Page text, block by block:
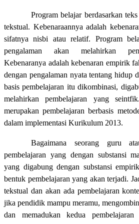
Program belajar berdasarkan
tekstual. Kebenaraannya adalah
sifatnya nisbi atau relatif. Program
pengalaman akan melahirkan
Kebenaranya adalah kebenaran empirik
dengan pengalaman nyata tentang hidup
basis pembelajaran itu dikombinasi,
melahirkan pembelajaran yang
merupakan pembelajaran berbasis
dalam implementasi Kurikulum 2013.
Bagaimana seorang guru
pembelajaran yang dengan substansi
yang digabung dengan substansi
bentuk pembelajaran yang akan terjadi.
tekstual dan akan ada pembelajaran
jika pendidik mampu meramu,
dan memadukan kedua